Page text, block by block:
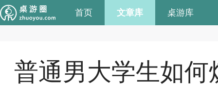
首页 文章库 桌游库
普通男大学生如